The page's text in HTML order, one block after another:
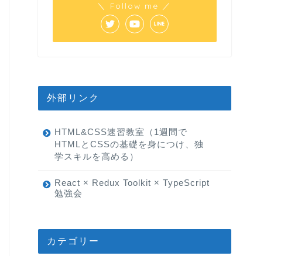
＼ Follow me ／
外部リンク
HTML&CSS速習教室（1週間で
HTMLとCSSの基礎を身につけ、独
学スキルを高める）
React × Redux Toolkit × TypeScript
勉強会
カテゴリー